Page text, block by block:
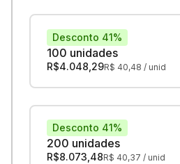
100 unidades
Desconto 41%
R$4.048,29R$ 40,48 / unid
200 unidades
Desconto 41%
R$8.073,48R$ 40,37 / unid